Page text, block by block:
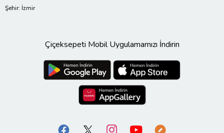
Şehir: İzmir
Çiçeksepeti Mobil Uygulamamızı İndirin